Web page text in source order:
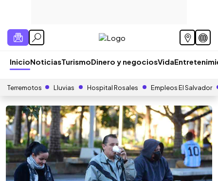
InicioNoticiasTurismoDinero y negociosVida
Terremotos Lluvias Hospital Rosales Empleos El Salvador